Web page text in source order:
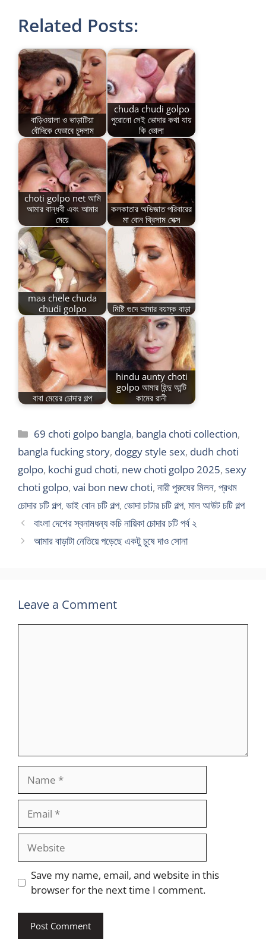
Related Posts:
বাড়িওয়ালা ও ভাড়াটিয়া
বৌদিকে যেভাবে চুদলাম
chuda chudi golpo
পুরোনো সেই ভোদার কথা যায়
কি ভোলা
choti golpo net আমি
আমার বান্ধবী এবং আমার
মেয়ে
কলকাতার অভিজাত পরিবারের
মা বোন থ্রিসাম সেক্স
maa chele chuda
chudi golpo
মিষ্টি গুদে আমার বয়স্ক বাড়া
বাবা মেয়ের চোদার গল্প
hindu aunty choti
golpo আমার হিন্দু আন্টি
কামের রানী
Categories
69 choti golpo bangla, bangla choti collection,
bangla fucking story, doggy style sex, dudh choti
golpo, kochi gud choti, new choti golpo 2025, sexy
choti golpo, vai bon new choti, নারী পুরুষের মিলন, প্রথম
চোদার চটি গল্প, ভাই বোন চটি গল্প, ভোদা চাটার চটি গল্প, মাল আউট চটি গল্প
বাংলা দেশের স্বনামধন্য কচি নায়িকা চোদার চটি পর্ব ২
আমার বাড়াটা নেতিয়ে পড়েছে একটু চুষে দাও সোনা
Leave a Comment
Website
Save my name, email, and website in this
browser for the next time I comment.